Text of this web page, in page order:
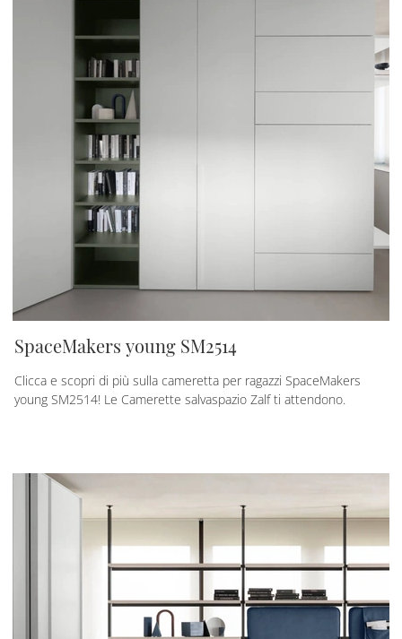
SpaceMakers young SM2514
Clicca e scopri di più sulla cameretta per ragazzi SpaceMakers
young SM2514! Le Camerette salvaspazio Zalf ti attendono.